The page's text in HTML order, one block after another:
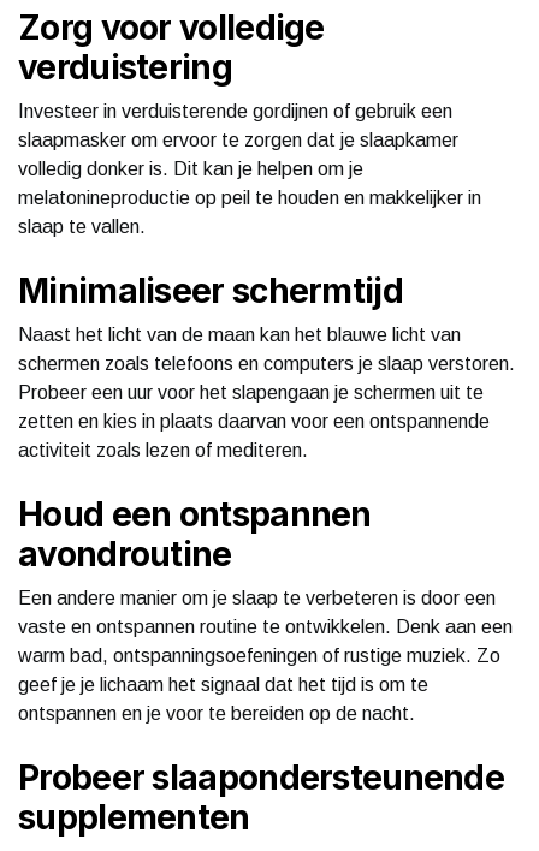
Zorg voor volledige
verduistering
Investeer in verduisterende gordijnen of gebruik een
slaapmasker om ervoor te zorgen dat je slaapkamer
volledig donker is. Dit kan je helpen om je
melatonineproductie op peil te houden en makkelijker in
slaap te vallen.
Minimaliseer schermtijd
Naast het licht van de maan kan het blauwe licht van
schermen zoals telefoons en computers je slaap verstoren.
Probeer een uur voor het slapengaan je schermen uit te
zetten en kies in plaats daarvan voor een ontspannende
activiteit zoals lezen of mediteren.
Houd een ontspannen
avondroutine
Een andere manier om je slaap te verbeteren is door een
vaste en ontspannen routine te ontwikkelen. Denk aan een
warm bad, ontspanningsoefeningen of rustige muziek. Zo
geef je je lichaam het signaal dat het tijd is om te
ontspannen en je voor te bereiden op de nacht.
Probeer slaapondersteunende
supplementen